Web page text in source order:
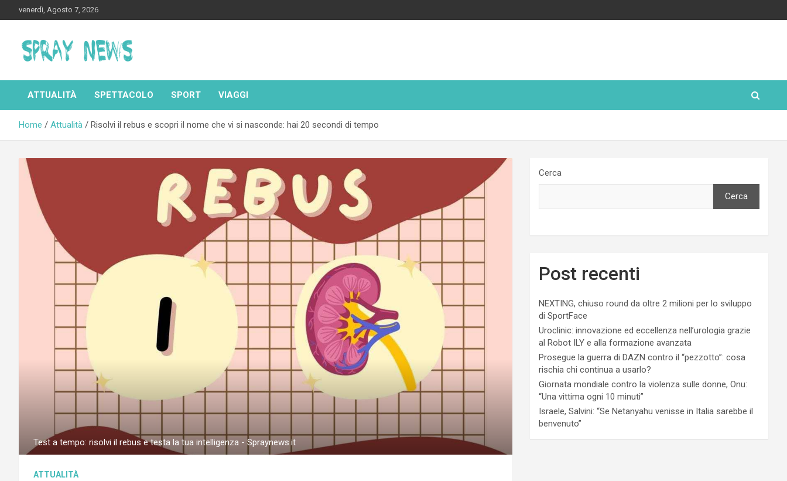
to
venerdì, Agosto 7, 2026
Spraynews.it
ATTUALITÀ SPETTACOLO SPORT VIAGGI
Home Attualità Risolvi il rebus e scopri il nome che vi si nasconde: hai 20 secondi di tempo
Test a tempo: risolvi il rebus e testa la tua intelligenza - Spraynews.it
ATTUALITÀ
Cerca
Cerca
Post recenti
NEXTING, chiuso round da oltre 2 milioni per lo sviluppo
di SportFace
Uroclinic: innovazione ed eccellenza nell’urologia grazie
al Robot ILY e alla formazione avanzata
Prosegue la guerra di DAZN contro il “pezzotto”: cosa
rischia chi continua a usarlo?
Giornata mondiale contro la violenza sulle donne, Onu:
“Una vittima ogni 10 minuti”
Israele, Salvini: “Se Netanyahu venisse in Italia sarebbe il
benvenuto”